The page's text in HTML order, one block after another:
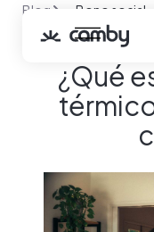
Blog
Bono social
¿Qué es el bono
¿Qué